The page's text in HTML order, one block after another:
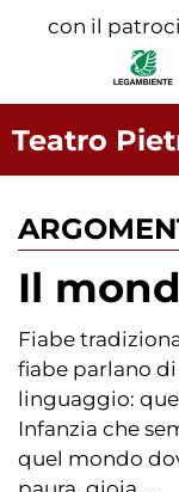
con il
Teatro
Il
Fiabe
fiabe parlano
linguaggio:
Infanzia che
quel mondo